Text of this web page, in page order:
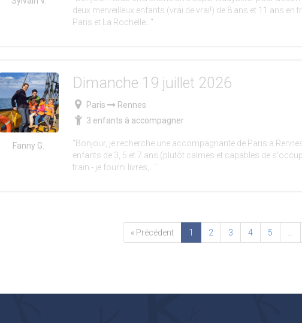
deux merveilleux enfants (vrai de vrai!) de 8 ans et 11 ans en
Paris et La Rochelle..."
Fanny G.
Dimanche 19 juillet 2026
Paris
Rennes
3 enfants à accompagner
"Bonjour, je recherche une accompagnante de Paris a
enfants de 3, 5 et 7 ans (plutôt calmes et capables de
train - je fourni livres,..."
« Précédent 1 2 3 4 5